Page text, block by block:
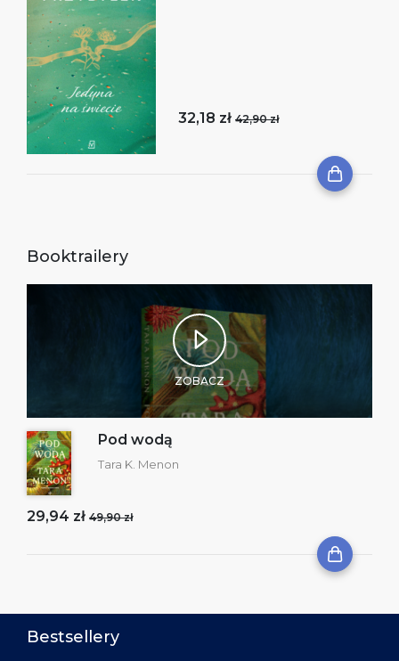
32,18 zł 42,90 zł
Booktrailery
ZOBACZ
Pod wodą
Tara K. Menon
29,94 zł 49,90 zł
Bestsellery